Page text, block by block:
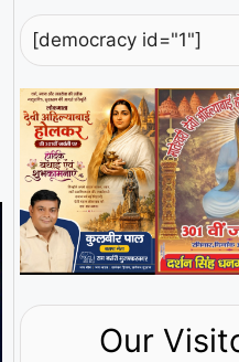
[democracy id="1"]
Our